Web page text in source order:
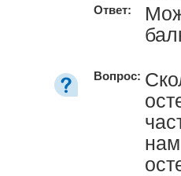
Ответ:
Вопрос: